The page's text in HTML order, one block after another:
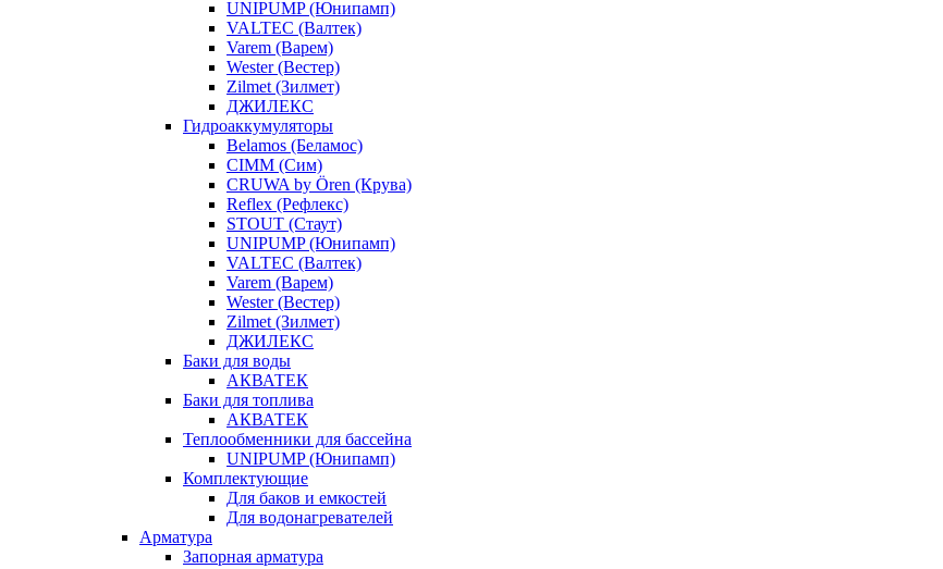
UNIPUMP (Юнипамп)
VALTEC (Валтек)
Varem (Варем)
Wester (Вестер)
Zilmet (Зилмет)
ДЖИЛЕКС
Гидроаккумуляторы
Belamos (Беламос)
CIMM (Сим)
CRUWA by Ören (Крува)
Reflex (Рефлекс)
STOUT (Стаут)
UNIPUMP (Юнипамп)
VALTEC (Валтек)
Varem (Варем)
Wester (Вестер)
Zilmet (Зилмет)
ДЖИЛЕКС
Баки для воды
АКВАТЕК
Баки для топлива
АКВАТЕК
Теплообменники для бассейна
UNIPUMP (Юнипамп)
Комплектующие
Для баков и емкостей
Для водонагревателей
Арматура
Запорная арматура